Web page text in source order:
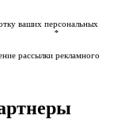
ваших персональных
*
рассылки рекламного